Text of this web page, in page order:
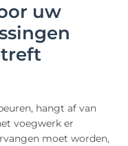
uw
hangt af van
voegwerk er
moet worden,